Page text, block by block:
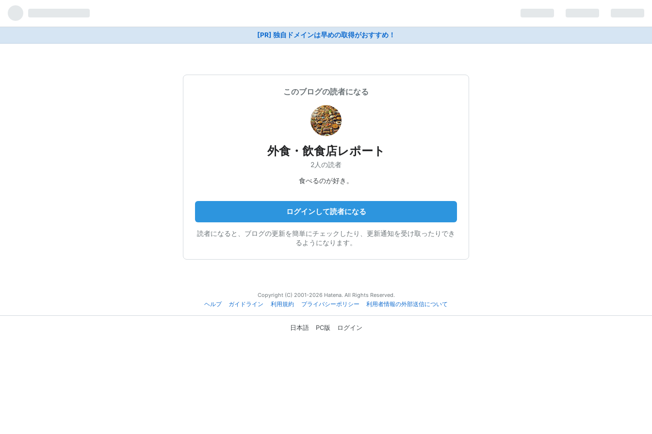
[PR] 独自ドメインは早めの取得がおすすめ！
このブログの読者になる
外食・飲食店レポート
2人の読者
食べるのが好き。
ログインして読者になる
読者になると、ブログの更新を簡単にチェックしたり、更新通知を受け取ったりでき
るようになります。
Copyright (C) 2001-2026 Hatena. All Rights Reserved.
ヘルプ
ガイドライン 利用規約 プライバシーポリシー 利用者情報の外部送信について
日本語 PC版 ログイン